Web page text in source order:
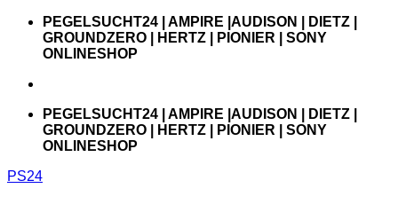
Zum
springen
PEGELSUCHT24 | AMPIRE |AUDISON | DIETZ |
GROUNDZERO | HERTZ | PIONIER | SONY
ONLINESHOP
PEGELSUCHT24 | AMPIRE |AUDISON | DIETZ |
GROUNDZERO | HERTZ | PIONIER | SONY
ONLINESHOP
PS24